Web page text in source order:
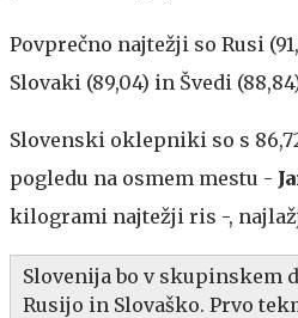
Povprečno najtežji so Rusi
Slovaki (89,04) in Švedi
Slovenski oklepniki so s
pogledu na osmem mestu -
kilogrami najtežji ris -,
Slovenija bo v skupinskem
Rusijo in Slovaško. Prvo